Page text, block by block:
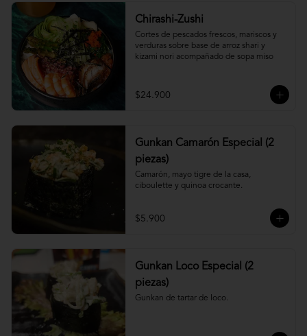
Chirashi-Zushi
Cortes de pescados frescos, mariscos y
verduras sobre base de arroz shari y
kizami nori acompañado de sopa miso
$24.900
Gunkan Camarón Especial (2
piezas)
Camarón, mayo tigre de la casa,
ciboulette y quinoa crocante.
$5.900
Gunkan Loco Especial (2
piezas)
Gunkan de tartar de loco.